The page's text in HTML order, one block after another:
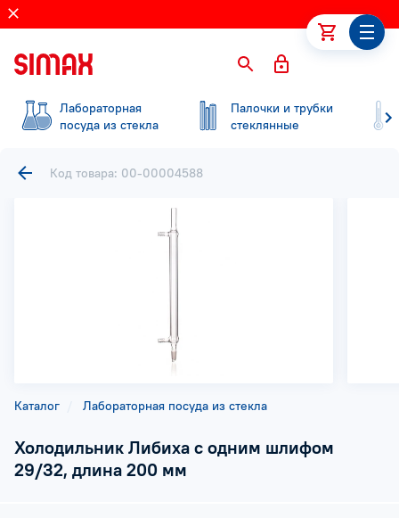
Лабораторная
посуда из стекла
Палочки и трубки
стеклянные
Каталог Лабораторная посуда из стекла
Холодильник Либиха с одним шлифом
29/32, длина 200 мм
Код товара: 00-00004588